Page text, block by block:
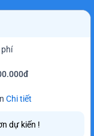
Chi tiết
dự kiến !